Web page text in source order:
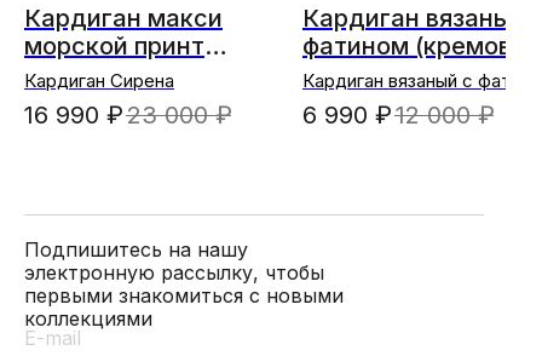
Кардиган макси
морской принт
"Сирена"
Кардиган Сирена
16 990 ₽23 000 ₽
Кардиган вязаный
фатином
Кардиган вязаный с
(кремовый)
6 990 ₽12 000 ₽
Подпишитесь на нашу
электронную рассылку, чтобы
первыми знакомиться с новыми
коллекциями